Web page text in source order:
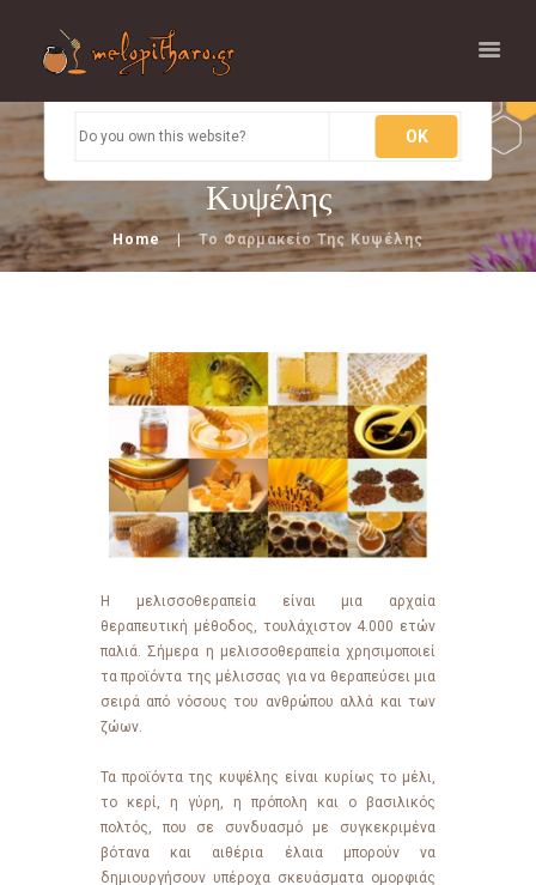
Το Φαρμακείο της
Κυψέλης
Home Το Φαρμακείο Της Κυψέλης
Η μελισσοθεραπεία είναι μια αρχαία
θεραπευτική μέθοδος, τουλάχιστον 4.000 ετών
παλιά. Σήμερα η μελισσοθεραπεία χρησιμοποιεί
τα προϊόντα της μέλισσας για να θεραπεύσει μια
σειρά από νόσους του ανθρώπου αλλά και των
ζώων.
Τα προϊόντα της κυψέλης είναι κυρίως το μέλι,
το κερί, η γύρη, η πρόπολη και ο βασιλικός
πολτός, που σε συνδυασμό με συγκεκριμένα
βότανα και αιθέρια έλαια μπορούν να
δημιουργήσουν υπέροχα σκευάσματα ομορφιάς
This page can't load Google Maps correctly.
Do you own this website? OK